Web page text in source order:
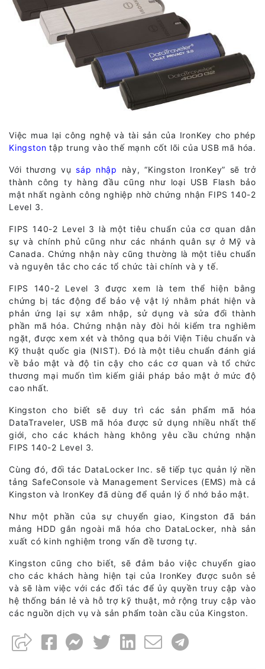
Việc mua lại công nghệ và tài sản của IronKey cho phép
Kingston tập trung vào thế mạnh cốt lõi của USB mã hóa.
Với thương vụsáp nhập
này, “Kingston IronKey” sẽ trở
thành công ty hàng đầu cũng như loại USB Flash bảo
mật nhất ngành công nghiệp nhờ chứng nhận FIPS 140-2
Level 3.
FIPS 140-2 Level 3 là một tiêu chuẩn của cơ quan dân
sự và chính phủ cũng như các nhánh quân sự ở Mỹ và
Canada. Chứng nhận này cũng thường là một tiêu chuẩn
và nguyên tắc cho các tổ chức tài chính và y tế.
FIPS 140-2 Level 3 được xem là tem thể hiện bằng
chứng bị tác động để bảo vệ vật lý nhằm phát hiện và
phản ứng lại sự xâm nhập, sử dụng và sửa đổi thành
phần mã hóa. Chứng nhận này đòi hỏi kiểm tra nghiêm
ngặt, được xem xét và thông qua bởi Viện Tiêu chuẩn và
Kỹ thuật quốc gia (NIST). Đó là một tiêu chuẩn đánh giá
về bảo mật và độ tin cậy cho các cơ quan và tổ chức
thương mại muốn tìm kiếm giải pháp bảo mật ở mức độ
cao nhất.
Kingston cho biết sẽ duy trì các sản phẩm mã hóa
DataTraveler, USB mã hóa được sử dụng nhiều nhất thế
giới, cho các khách hàng không yêu cầu chứng nhận
FIPS 140-2 Level 3.
Cùng đó, đối tác DataLocker Inc. sẽ tiếp tục quản lý nền
tảng SafeConsole và Management Services (EMS) mà cả
Kingston và IronKey đã dùng để quản lý ổ nhớ bảo mật.
Như một phần của sự chuyển giao, Kingston đã bán
mảng HDD gắn ngoài mã hóa cho DataLocker, nhà sản
xuất có kinh nghiệm trong vấn đề tương tự.
Kingston cũng cho biết, sẽ đảm bảo việc chuyển giao
cho các khách hàng hiện tại của IronKey được suôn sẻ
và sẽ làm việc với các đối tác để ủy quyền truy cập vào
hệ thống bán lẻ và hỗ trợ kỹ thuật, mở rộng truy cập vào
các nguồn dịch vụ và sản phẩm toàn cầu của Kingston.